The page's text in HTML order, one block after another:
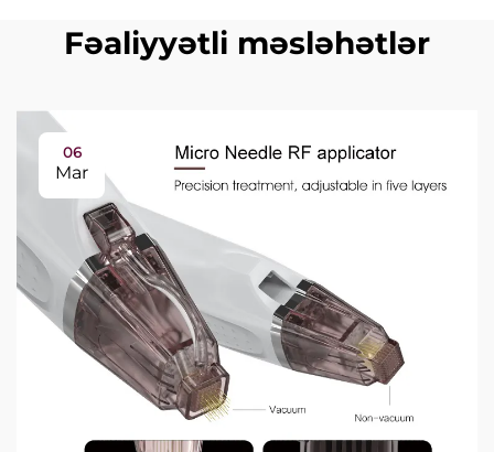
Fəaliyyətli məsləhətlər
06
Mar